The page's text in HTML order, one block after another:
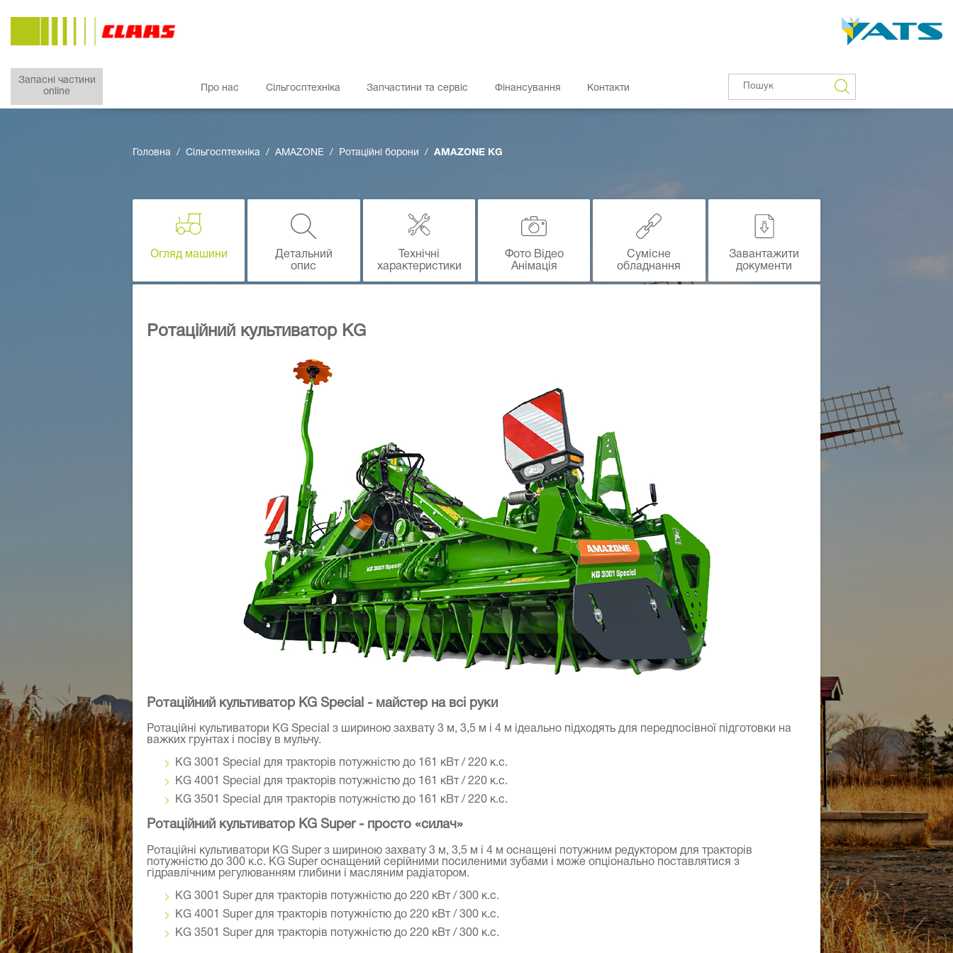
Запасні частини
online
Про нас Сільгосптехніка Запчастини та сервіс Фінансування Контакти
Головна Сільгосптехніка AMAZONE Ротаційні борони AMAZONE KG
Огляд машини
Детальний
опис
Технічні
характеристики
Фото Відео
Анімація
Сумісне
обладнання
Завантажити
документи
Ротаційний культиватор KG
Ротаційний культиватор KG Special - майстер на всі руки
Ротаційні культиватори KG Special з шириною захвату 3 м, 3,5 м і 4 м ідеально підходять для передпосівної підготовки на
важких грунтах і посіву в мульчу.
KG 3001 Special для тракторів потужністю до 161 кВт / 220 к.с.
KG 4001 Special для тракторів потужністю до 161 кВт / 220 к.с.
KG 3501 Special для тракторів потужністю до 161 кВт / 220 к.с.
Ротаційний культиватор KG Super - просто «силач»
Ротаційні культиватори KG Super з шириною захвату 3 м, 3,5 м і 4 м оснащені потужним редуктором для тракторів
потужністю до 300 к.с. KG Super оснащений серійними посиленими зубами і може опціонально поставлятися з
гідравлічним регулюванням глибини і масляним радіатором.
KG 3001 Super для тракторів потужністю до 220 кВт / 300 к.с.
KG 4001 Super для тракторів потужністю до 220 кВт / 300 к.с.
KG 3501 Super для тракторів потужністю до 220 кВт / 300 к.с.